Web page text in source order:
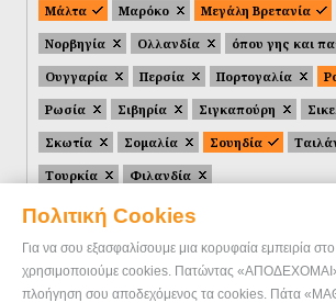
Πολιτική Cookies
Για να σου εξασφαλίσουμε μια κορυφαία εμπειρία
χρησιμοποιούμε cookies. Πατώντας «ΑΠΟΔΕΧΟΜΑΙ»
πλοήγηση σου αποδεχόμενος τα cookies. Πάτα
Μάλτα
Μαρόκο Μεγάλη Βρετανία
Νορβηγία
Ολλανδία
όπου γης και
Ουγγαρία
Περσία Πορτογαλία
Ρωσία
Σιβηρία Σιγκαπούρη
Σκωτία
Σομαλία Σουηδία
Τουρκία
Φιλανδία